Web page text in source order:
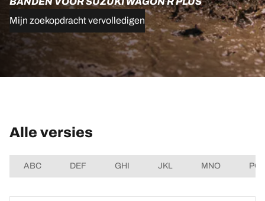
Mijn zoekopdracht vervolledigen
Alle versies
ABC DEF GHI JKL MNO